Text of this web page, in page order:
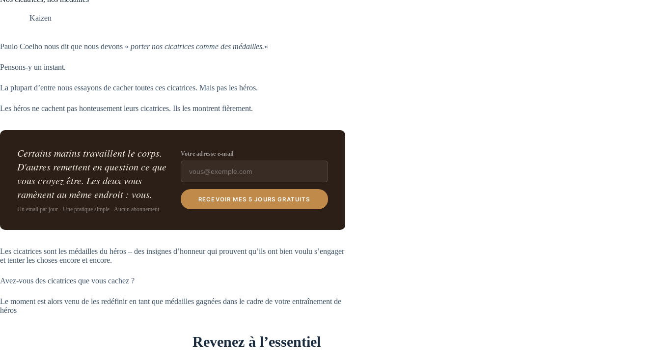
Kaizen
Paulo Coelho nous dit que nous devons « porter nos cicatrices comme des médailles.«
Pensons-y un instant.
La plupart d’entre nous essayons de cacher toutes ces cicatrices. Mais pas les héros.
Les héros ne cachent pas honteusement leurs cicatrices. Ils les montrent fièrement.
Certains matins travaillent le corps.
D'autres remettent en question ce que
vous croyez être. Les deux vous
ramènent au même endroit : vous.
Un email par jour · Une pratique simple · Aucun abonnement
Votre adresse e-mail
RECEVOIR MES 5 JOURS GRATUITS
Les cicatrices sont les médailles du héros – des insignes d’honneur qui prouvent qu’ils ont bien voulu s’engager
et tenter les choses encore et encore.
Avez-vous des cicatrices que vous cachez ?
Le moment est alors venu de les redéfinir en tant que médailles gagnées dans le cadre de votre entraînement de
héros
Revenez à l’essentiel